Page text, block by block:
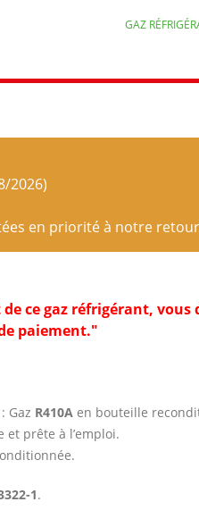
GAZ
2026)
en priorité à notre
ce gaz réfrigérant,
paiement."
Gaz R410A en bouteille
prête à l’emploi.
1.